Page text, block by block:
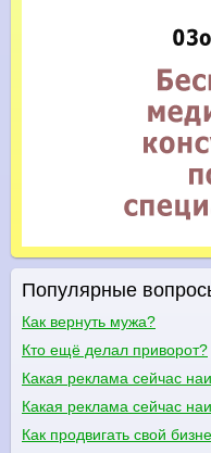
Популярные
Как вернуть мужа?
Кто ещё делал приворот?
Какая реклама сейчас
Какая реклама сейчас
Как продвигать свой